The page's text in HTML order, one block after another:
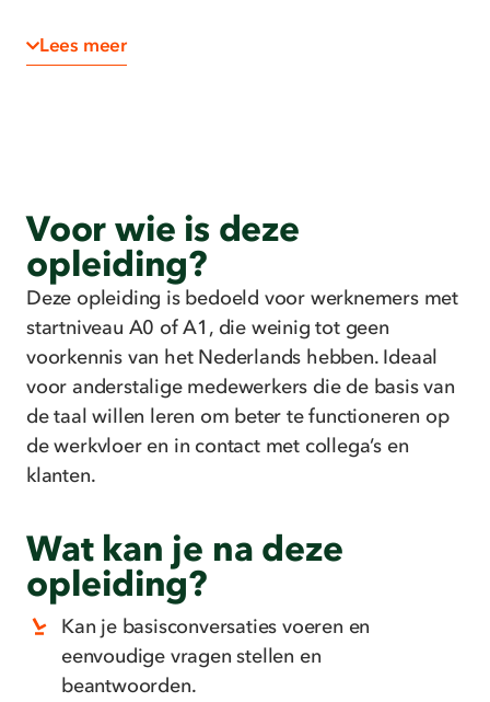
Basisvragen en -antwoorden (waar is …?,
De cijfers
Basiswoordenschat gelinkt aan de nood
Sessie 3: Klantvriendelijke communicatie
Basiszinnen om een klant te helpen of door
te verwijzen naar een collega
Dagen, maanden, het uur
Sessie 4: Basiscommunicatie op de werkvloer
Lees meer
Voor wie is deze
opleiding?
Deze opleiding is bedoeld voor werknemers met
startniveau A0 of A1, die weinig tot geen
voorkennis van het Nederlands hebben. Ideaal
voor anderstalige medewerkers die de basis van
de taal willen leren om beter te functioneren op
de werkvloer en in contact met collega’s en
klanten.
Wat kan je na deze
opleiding?
Kan je basisconversaties voeren en
eenvoudige vragen stellen en
beantwoorden.